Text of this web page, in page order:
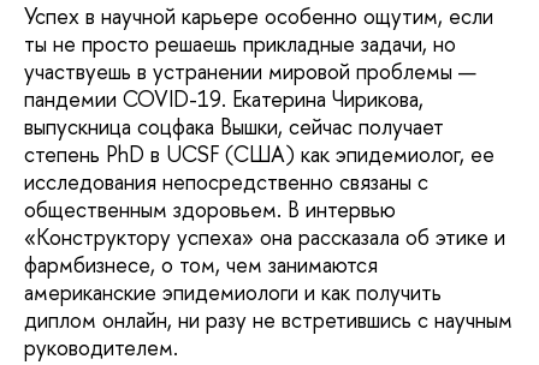
Успех в научной карьере особенно ощутим, если
ты не просто решаешь прикладные задачи, но
участвуешь в устранении мировой проблемы —
пандемии COVID-19. Екатерина Чирикова,
выпускница соцфака Вышки, сейчас получает
степень PhD в UCSF (США) как эпидемиолог, ее
исследования непосредственно связаны с
общественным здоровьем. В интервью
«Конструктору успеха» она рассказала об этике и
фармбизнесе, о том, чем занимаются
американские эпидемиологи и как получить
диплом онлайн, ни разу не встретившись с научным
руководителем.